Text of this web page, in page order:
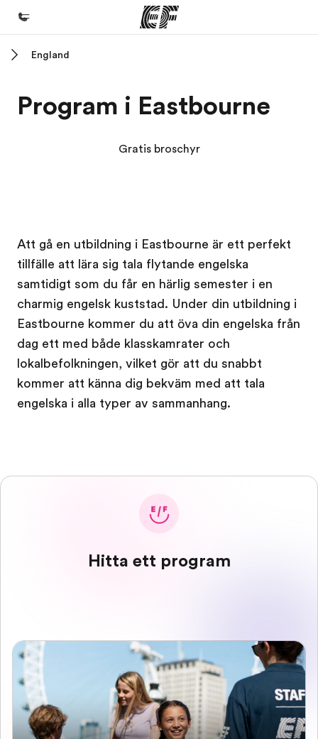
Program
Vilka är vi?
Karriär
Bli en del av vårt team
England
Program i Eastbourne
Gratis broschyr
Att gå en utbildning i Eastbourne är ett perfekt
tillfälle att lära sig tala flytande engelska
samtidigt som du får en härlig semester i en
charmig engelsk kuststad. Under din utbildning i
Eastbourne kommer du att öva din engelska från
dag ett med både klasskamrater och
lokalbefolkningen, vilket gör att du snabbt
kommer att känna dig bekväm med att tala
engelska i alla typer av sammanhang.
Hitta ett program